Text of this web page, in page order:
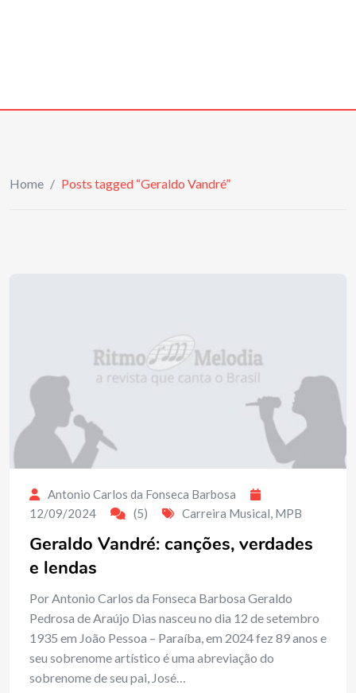
Home / Posts tagged “Geraldo Vandré”
Antonio Carlos da Fonseca Barbosa
12/09/2024
(5) Carreira Musical, MPB
Geraldo Vandré: canções, verdades
e lendas
Por Antonio Carlos da Fonseca Barbosa Geraldo
Pedrosa de Araújo Dias nasceu no dia 12 de setembro
1935 em João Pessoa – Paraíba, em 2024 fez 89 anos e
seu sobrenome artístico é uma abreviação do
sobrenome de seu pai, José…